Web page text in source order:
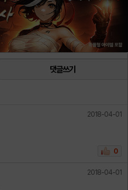
댓글쓰기
2018-04-01
0
2018-04-01